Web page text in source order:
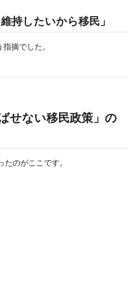
持したいから移民」
摘でした。
せない移民政策」の
のがここです。